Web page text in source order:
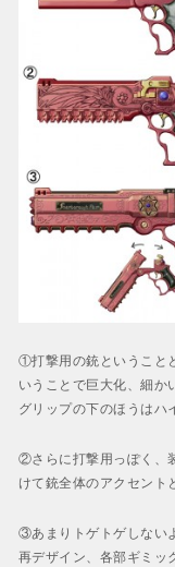
①打撃用の銃ということ
いうことで巨大化、細か
グリップの下のほうはハ
②さらに打撃用っぽく、
けて銃全体のアクセント
③あまりトゲトゲしない
再デザイン、各部ギミッ